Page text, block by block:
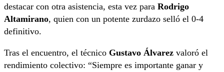
destacar con otra asistencia, esta vez para Rodrigo
Altamirano, quien con un potente zurdazo selló el 0-4
definitivo.
Tras el encuentro, el técnico Gustavo Álvarez valoró el
rendimiento colectivo: “Siempre es importante ganar y